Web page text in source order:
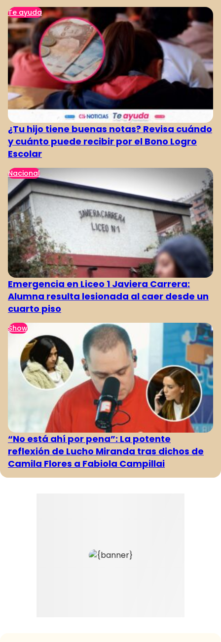
Te ayuda
¿Tu hijo tiene buenas notas? Revisa cuándo
y cuánto puede recibir por el Bono Logro
Escolar
Nacional
Emergencia en Liceo 1 Javiera Carrera:
Alumna resulta lesionada al caer desde un
cuarto piso
Show
“No está ahí por pena”: La potente
reflexión de Lucho Miranda tras dichos de
Camila Flores a Fabiola Campillai